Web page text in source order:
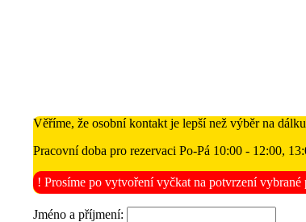
Věříme, že osobní kontakt je lepší než výběr na
Pracovní doba pro rezervaci Po-Pá 10:00 - 12:00,
! Prosíme po vytvoření vyčkat na potvrzení
Jméno a příjmení: